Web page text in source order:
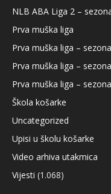
NLB ABA Liga 2 –
Prva muška liga
Prva muška liga –
Prva muška liga –
Prva muška liga –
Škola košarke
Uncategorized
Upisi u školu košarke
Video arhiva utakmica
Vijesti (1.068)